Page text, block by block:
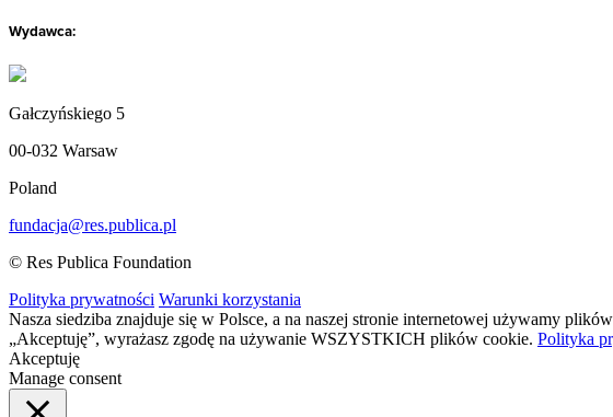
Wydawca:
Gałczyńskiego 5
00-032 Warsaw
Poland
fundacja@res.publica.pl
© Res Publica Foundation
Polityka prywatności Warunki korzystania
Nasza siedziba znajduje się w Polsce, a na naszej stronie internetowej używamy
„Akceptuję”, wyrażasz zgodę na używanie WSZYSTKICH plików cookie. Polityka
Akceptuję
Manage consent